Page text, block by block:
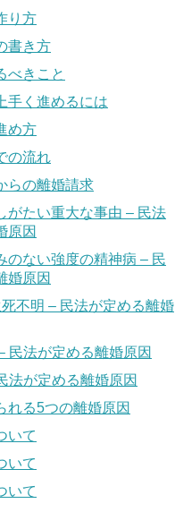
り方
書き方
べきこと
手く進めるには
め方
の流れ
らの離婚請求
がたい重大な事由 – 民法
原因
のない強度の精神病 – 民
婚原因
不明 – 民法が定める離婚
民法が定める離婚原因
法が定める離婚原因
れる5つの離婚原因
いて
いて
いて